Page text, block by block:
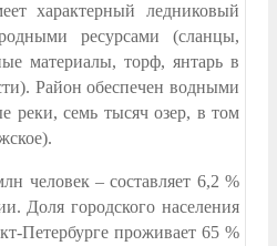
характерный ледниковый
ресурсами (сланцы,
материалы, торф, янтарь в
Район обеспечен водными
реки, семь тысяч озер, в том
человек – составляет 6,2 %
Доля городского населения
Петербурге проживает 65 %